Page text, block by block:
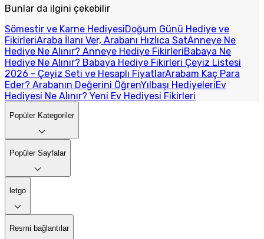
Bunlar da ilgini çekebilir
Sömestir ve Karne HediyesiDoğum Günü Hediye ve
FikirleriAraba İlanı Ver, Arabanı Hızlıca SatAnneye Ne
Hediye Ne Alınır? Anneye Hediye FikirleriBabaya Ne
Hediye Ne Alınır? Babaya Hediye Fikirleri Çeyiz Listesi
2026 - Çeyiz Seti ve Hesaplı FiyatlarArabam Kaç Para
Eder? Arabanın Değerini ÖğrenYılbaşı HediyeleriEv
Hediyesi Ne Alınır? Yeni Ev Hediyesi Fikirleri
Popüler Kategoriler
Popüler Sayfalar
letgo
Resmi bağlantılar